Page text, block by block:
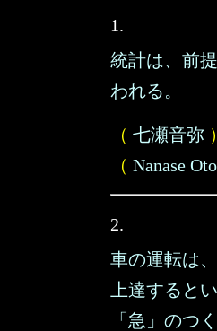
1.
統計は、前
われる。
（ 七瀬音弥 ）
（ Nanase
2.
車の運転は
上達するとい
「急」のつ